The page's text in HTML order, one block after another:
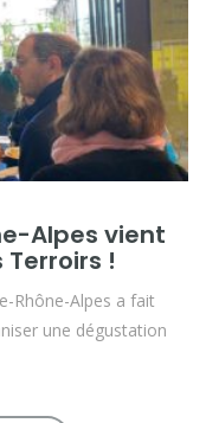
Alpes vient
!
Rhône-Alpes a fait
une dégustation